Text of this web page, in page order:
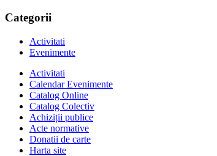
Categorii
Activitati
Evenimente
Activitati
Calendar Evenimente
Catalog Online
Catalog Colectiv
Achiziții publice
Acte normative
Donatii de carte
Harta site